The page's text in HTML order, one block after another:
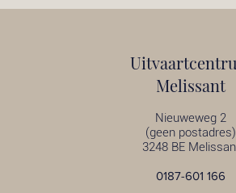
Melissant
Nieuweweg 2
(geen postadres)
3248 BE
0187-601 166